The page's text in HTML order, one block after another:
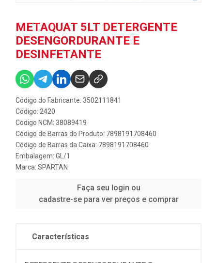
METAQUAT 5LT DETERGENTE
DESENGORDURANTE E
DESINFETANTE
Código do Fabricante: 3502111841
Código: 2420
Código NCM: 38089419
Código de Barras do Produto: 7898191708460
Código de Barras da Caixa: 7898191708460
Embalagem: GL/1
Marca: SPARTAN
Faça seu login ou
cadastre-se para ver preços e comprar
Características